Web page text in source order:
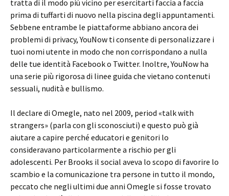
tratta di il modo più vicino per esercitarti faccia a faccia
prima di tuffarti di nuovo nella piscina degli appuntamenti.
Sebbene entrambe le piattaforme abbiano ancora dei
problemi di privacy, YouNow ti consente di personalizzare i
tuoi nomi utente in modo che non corrispondano a nulla
delle tue identità Facebook o Twitter. Inoltre, YouNow ha
una serie più rigorosa di linee guida che vietano contenuti
sessuali, nudità e bullismo.
Il declare di Omegle, nato nel 2009, period «talk with
strangers» (parla con gli sconosciuti) e questo può già
aiutare a capire perché educatori e genitori lo
consideravano particolarmente a rischio per gli
adolescenti. Per Brooks il social aveva lo scopo di favorire lo
scambio e la comunicazione tra persone in tutto il mondo,
peccato che negli ultimi due anni Omegle si fosse trovato